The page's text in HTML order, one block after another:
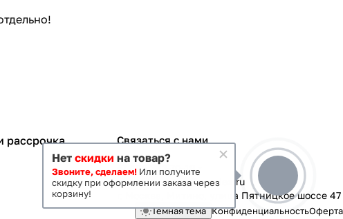
рассрочка Связаться с нами
+7 495 363-70-19
magazin-vanna@yandex.ru
г. Москва, Митино, улица Пятницкое шоссе 47
Темная тема КонфиденциальностьОферта
Нет скидки на товар?
Звоните, сделаем! Или получите
скидку при оформлении заказа через
корзину!